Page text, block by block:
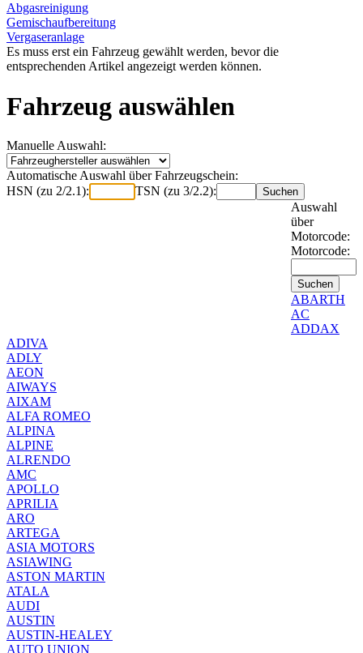
Abgasreinigung
Gemischaufbereitung
Vergaseranlage
Es muss erst ein Fahrzeug gewählt werden, bevor die
entsprechenden Artikel angezeigt werden können.
Fahrzeug auswählen
Manuelle Auswahl:
Automatische Auswahl über Fahrzeugschein:
HSN (zu 2/2.1):
TSN (zu 3/2.2):
Auswahl
über
Motorcode:
Motorcode:
ABARTH
AC
ADDAX
ADIVA
ADLY
AEON
AIWAYS
AIXAM
ALFA ROMEO
ALPINA
ALPINE
ALRENDO
AMC
APOLLO
APRILIA
ARO
ARTEGA
ASIA MOTORS
ASIAWING
ASTON MARTIN
ATALA
AUDI
AUSTIN
AUSTIN-HEALEY
AUTO UNION